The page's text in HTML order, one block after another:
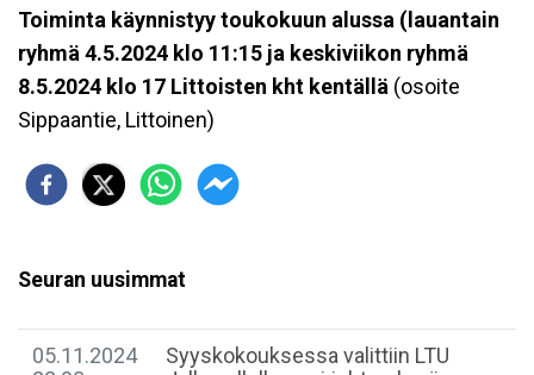
Toiminta käynnistyy toukokuun alussa (lauantain
ryhmä 4.5.2024 klo 11:15 ja keskiviikon ryhmä
8.5.2024 klo 17 Littoisten kht kentällä (osoite
Sippaantie, Littoinen)
Seuran uusimmat
05.11.2024
Syyskokouksessa valittiin LTU